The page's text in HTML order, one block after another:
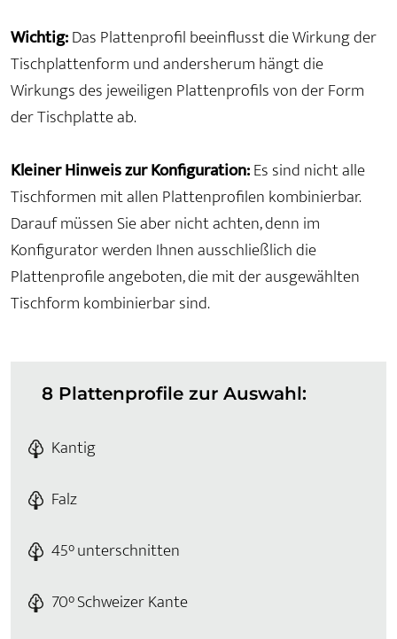
Wichtig:Das Plattenprofil beeinflusst die Wirkung der
Tischplattenform und andersherum hängt die
Wirkungs des jeweiligen Plattenprofils von der Form
der Tischplatte ab.
Kleiner Hinweis zur Konfiguration:Es sind nicht alle
Tischformen mit allen Plattenprofilen kombinierbar.
Darauf müssen Sie aber nicht achten, denn im
Konfigurator werden Ihnen ausschließlich die
Plattenprofile angeboten, die mit der ausgewählten
Tischform kombinierbar sind.
8 Plattenprofile zur Auswahl:
Kantig
Falz
45° unterschnitten
70° Schweizer Kante